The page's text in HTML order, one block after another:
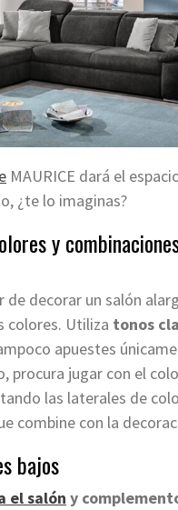
MAURICE dará el
¿te lo imaginas?
y
de decorar un salón
colores. Utiliza tonos
apuestes
procura jugar con el
las laterales de
combine con la
bajos
el salón y